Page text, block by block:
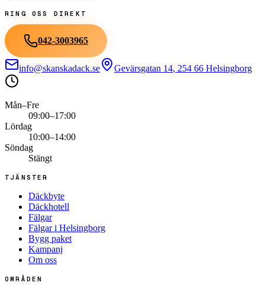
RING OSS DIREKT
042-3003965
info@skanskadack.se Gevärsgatan 14, 254 66 Helsingborg
Mån–Fre
09:00–17:00
Lördag
10:00–14:00
Söndag
Stängt
TJÄNSTER
Däckbyte
Däckhotell
Fälgar
Fälgar i Helsingborg
Bygg paket
Kampanj
Om oss
OMRÅDEN